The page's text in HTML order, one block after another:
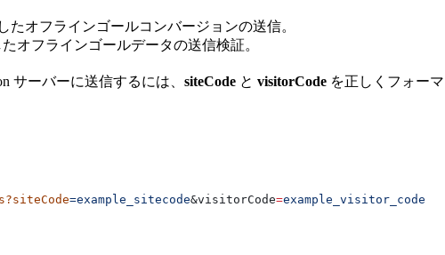
たオフラインゴールコンバージョンの送信。
オフラインゴールデータの送信検証。
サーバーに送信するには、 siteCode と visitorCode を正しくフォー
=example_sitecode&visitorCode=example_visitor_code